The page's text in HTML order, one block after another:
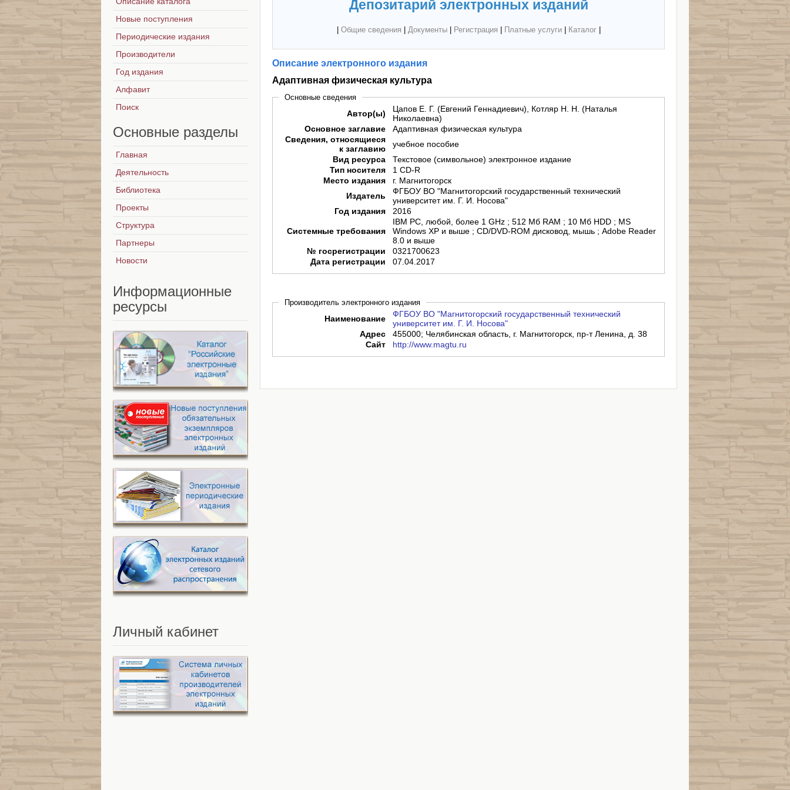
Депозитарий электронных изданий
Общие сведения Документы| Регистрация Платные услуги| Каталог|
Описание электронного издания
Адаптивная физическая культура
Основные сведения
Автор(ы)
Цапов Е. Г. (Евгений Геннадиевич), Котляр Н. Н. (Наталья
Николаевна)
Основное заглавие
Адаптивная физическая культура
Сведения, относящиеся
к заглавию
учебное пособие
Вид ресурса
Текстовое (символьное) электронное издание
Тип носителя
1 CD-R
Место издания
г. Магнитогорск
Издатель
ФГБОУ ВО "Магнитогорский государственный технический
университет им. Г. И. Носова"
Год издания
2016
Системные требования
IBM PC, любой, более 1 GHz ; 512 Мб RAM ; 10 Мб HDD ; MS
Windows XP и выше ; CD/DVD-ROM дисковод, мышь ; Adobe Reader
8.0 и выше
№ госрегистрации
0321700623
Дата регистрации
07.04.2017
Производитель электронного издания
Наименование
ФГБОУ ВО "Магнитогорский государственный технический
университет им. Г. И. Носова"
Адрес
455000; Челябинская область, г. Магнитогорск, пр-т Ленина, д. 38
Сайт
http://www.magtu.ru
Новые поступления
Периодические издания
Производители
Год издания
Алфавит
Поиск
Основные разделы
Главная
Деятельность
Библиотека
Проекты
Структура
Партнеры
Новости
Информационные
ресурсы
Личный кабинет